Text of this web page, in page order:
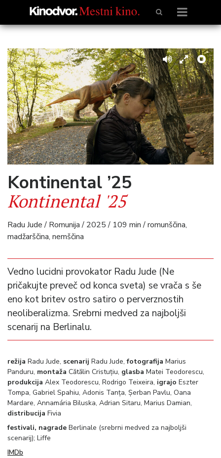
Kontinental ’25
Kontinental '25
Radu Jude / Romunija / 2025 / 109 min / romunščina,
madžarščina, nemščina
Vedno lucidni provokator Radu Jude (Ne
pričakujte preveč od konca sveta) se vrača s še
eno kot britev ostro satiro o perverznostih
neoliberalizma. Srebrni medved za najboljši
scenarij na Berlinalu.
režija Radu Jude, scenarij Radu Jude,fotografija Marius
Panduru, montaža Cătălin Cristuțiu, glasba Matei Teodorescu,
produkcija Alex Teodorescu, Rodrigo Teixeira, igrajo Eszter
Tompa, Gabriel Spahiu, Adonis Tanța, Șerban Pavlu, Oana
Mardare, Annamária Biluska, Adrian Sitaru, Marius Damian,
distribucija Fivia
festivali, nagrade Berlinale (srebrni medved za najboljši
scenarij); Liffe
IMDb